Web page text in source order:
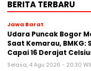
BERITA TERBARU
Jawa Barat
Udara Puncak Bogor
Saat Kemarau, BMKG:
Capai 16 Derajat
Selasa, 4 Agu 2026 - 20:30